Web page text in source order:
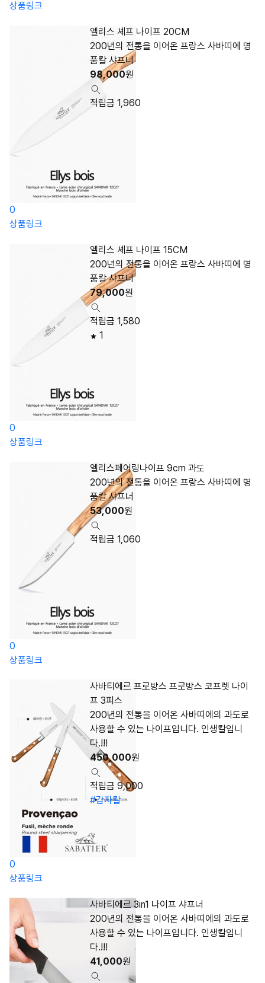
상품링크
0
엘리스 셰프 나이프 20CM
200년의 전통을 이어온 프랑스 사바띠에 명
품칼 샤프너
98,000원
적립금 1,960
상품링크
0
엘리스 셰프 나이프 15CM
200년의 전통을 이어온 프랑스 사바띠에 명
품칼 샤프너
79,000원
적립금 1,580
1
상품링크
0
엘리스페어링나이프 9cm 과도
200년의 전통을 이어온 프랑스 사바띠에 명
품칼 샤프너
53,000원
적립금 1,060
상품링크
0
사바티에르 프로방스 프로방스 코프렛 나이
프 3피스
200년의 전통을 이어온 사바띠에의 과도로
사용할 수 있는 나이프입니다. 인생칼입니
다.!!!
450,000원
적립금 9,000
#감자칼
상품링크
사바티에르 3in1 나이프 샤프너
200년의 전통을 이어온 사바띠에의 과도로
사용할 수 있는 나이프입니다. 인생칼입니
다.!!!
41,000원